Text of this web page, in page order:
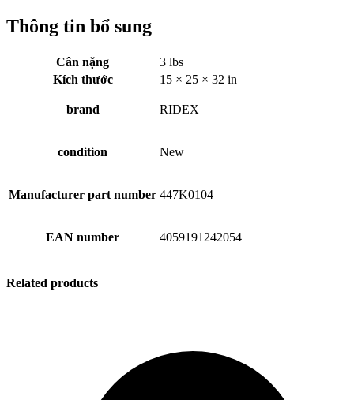
Thông tin bổ sung
Cân nặng
3 lbs
Kích thước
15 × 25 × 32 in
brand RIDEX
condition New
Manufacturer part number 447K0104
EAN number 4059191242054
Related products